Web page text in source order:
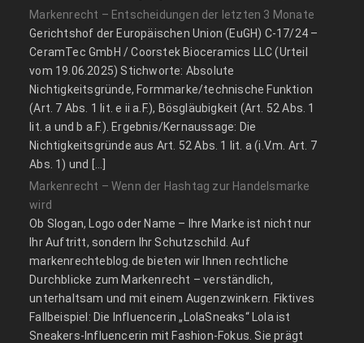
Markenrecht – Entscheidungen der letzten 3 Monate
Gerichtshof der Europäischen Union (EuGH) C‑17/24 –
CeramTec GmbH / Coorstek Bioceramics LLC (Urteil
vom 19.06.2025) Stichworte: Absolute
Nichtigkeitsgründe, Formmarke/technische Funktion
(Art. 7 Abs. 1 lit. e ii a.F.), Bösgläubigkeit (Art. 52 Abs. 1
lit. a und b a.F.). Ergebnis/Kernaussage: Die
Nichtigkeitsgründe aus Art. 52 Abs. 1 lit. a (i.V.m. Art. 7
Abs. 1) und […]
Markenrecht – Wenn der Hashtag zur Handelsmarke
wird
Ob Slogan, Logo oder Name – Ihre Marke ist nicht nur
Ihr Auftritt, sondern Ihr Schutzschild. Auf
markenrechteblog.de bieten wir Ihnen rechtliche
Durchblicke zum Markenrecht – verständlich,
unterhaltsam und mit einem Augenzwinkern. Fiktives
Fallbeispiel: Die Influencerin „LolaSneaks“ Lola ist
Sneakers-Influencerin mit Fashion-Fokus. Sie prägt